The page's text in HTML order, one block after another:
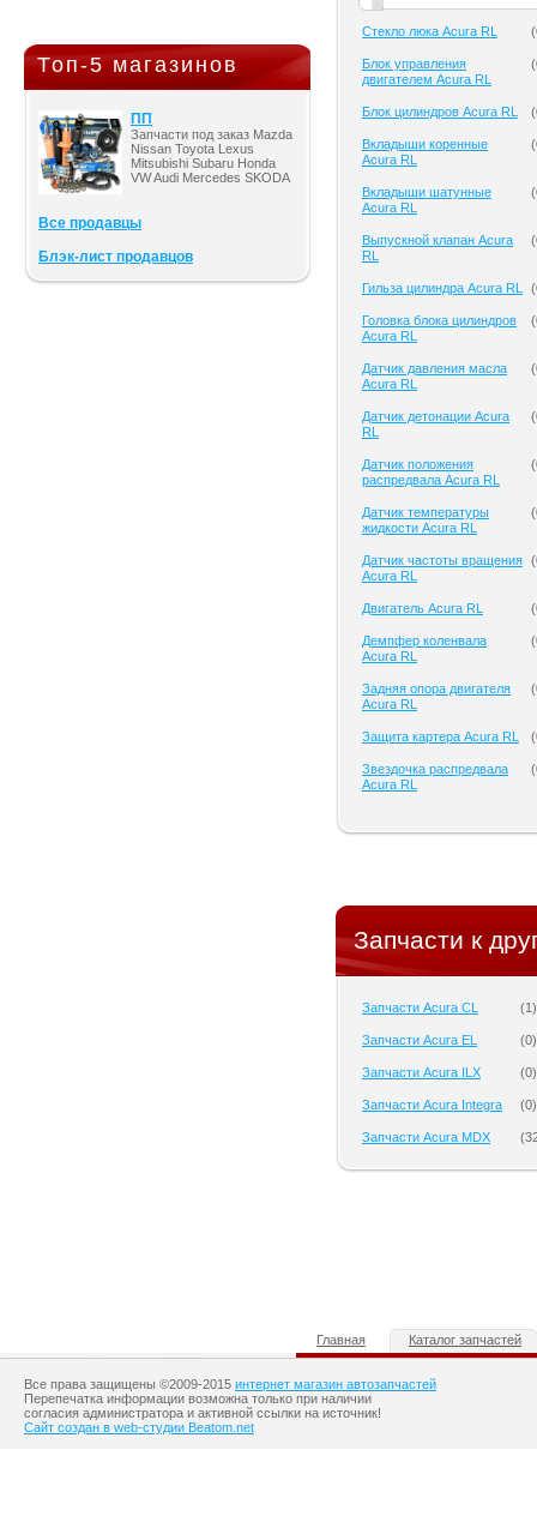
Топ-5 магазинов
ПП
Запчасти под заказ Mazda
Nissan Toyota Lexus
Mitsubishi Subaru Honda
VW Audi Mercedes SKODA
Все продавцы
Блэк-лист продавцов
Cтекло люка Acura RL (
Блок управления
двигателем Acura RL
(
Блок цилиндров Acura RL (
Вкладыши коренные
Acura RL
(
Вкладыши шатунные
Acura RL
(
Выпускной клапан Acura
RL
(
Гильза цилиндра Acura RL (
Головка блока цилиндров
Acura RL
(
Датчик давления масла
Acura RL
(
Датчик детонации Acura
RL
(
Датчик положения
распредвала Acura RL
(
Датчик температуры
жидкости Acura RL
(
Датчик частоты вращения
Acura RL
(
Двигатель Acura RL (
Демпфер коленвала
Acura RL
(
Задняя опора двигателя
Acura RL
(
Защита картера Acura RL (
Звездочка распредвала
Acura RL
(
Запчасти к
Запчасти Acura CL (1)
Запчасти Acura EL (0)
Запчасти Acura ILX (0)
Запчасти Acura Integra (0)
Запчасти Acura MDX (
Главная Каталог запчастей
Все права защищены ©2009-2015 интернет магазин автозапчастей
Перепечатка информации возможна только при наличии
согласия администратора и активной ссылки на источник!
Сайт создан в web-студии Beatom.net